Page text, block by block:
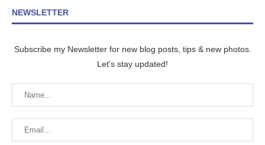
NEWSLETTER
Subscribe my Newsletter for new blog posts, tips & new photos.
Let's stay updated!